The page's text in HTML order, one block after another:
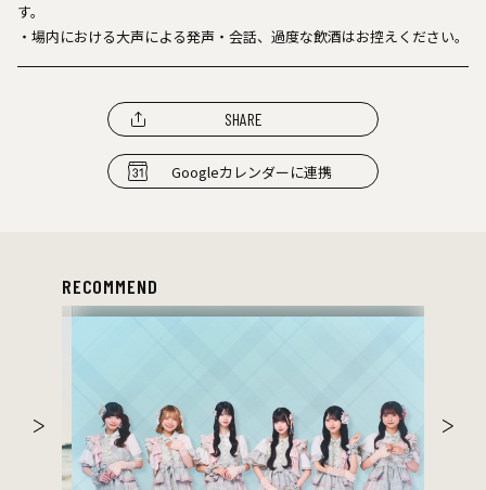
す。
・場内における大声による発声・会話、過度な飲酒はお控えください。
SHARE
Googleカレンダーに連携
RECOMMEND